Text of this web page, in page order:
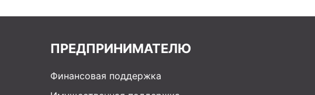
ПРЕДПРИНИМАТЕЛЮ
Финансовая поддержка